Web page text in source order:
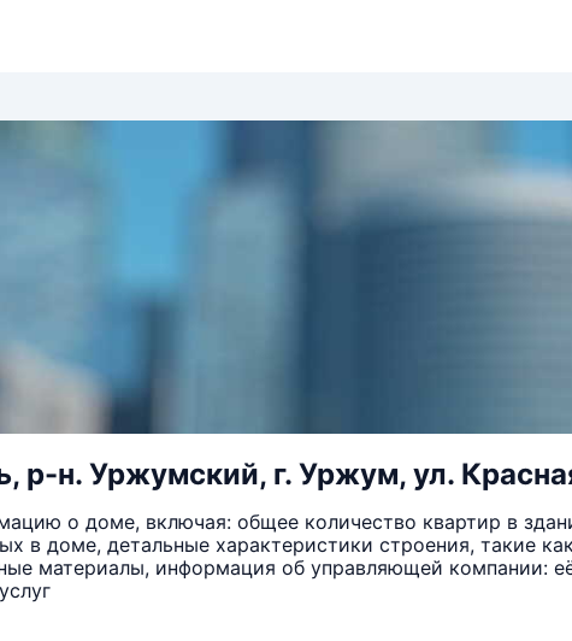
р-н. Уржумский, г. Уржум, ул.
о доме, включая: общее количество квартир в
в доме, детальные характеристики строения, такие
материалы, информация об управляющей компании: